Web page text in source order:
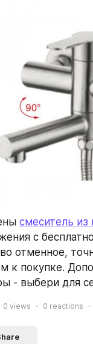
смеситель из
с
отменное,
к покупке.
- выбери для
0 views 0 reactions